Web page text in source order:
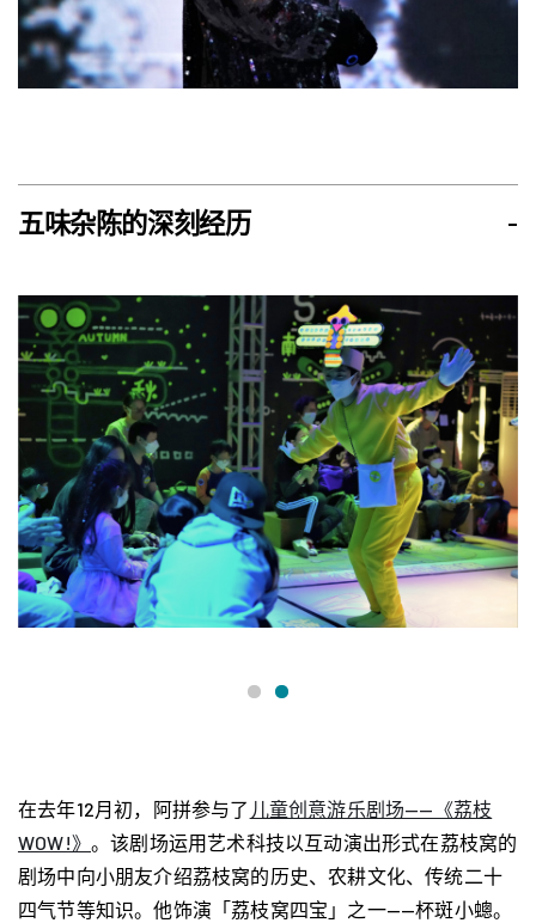
五味杂陈的深刻经历 -
在去年12月初，阿拼参与了 儿童创意游乐剧场——《荔枝
WOW!》 。该剧场运用艺术科技以互动演出形式在荔枝窝的
剧场中向小朋友介绍荔枝窝的历史、农耕文化、传统二十
四气节等知识。他饰演「荔枝窝四宝」之一——杯斑小蟌。